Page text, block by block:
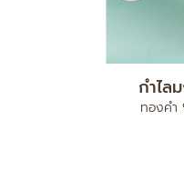
สร้อยข้อ
ทองค